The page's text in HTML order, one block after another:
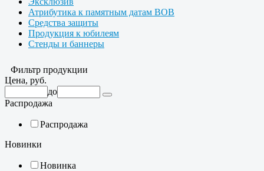
Атрибутика к памятным датам ВОВ
Средства защиты
Продукция к юбилеям
Стенды и баннеры
Фильтр продукции
Цена, руб.
до
Распродажа
Распродажа
Новинки
Новинка